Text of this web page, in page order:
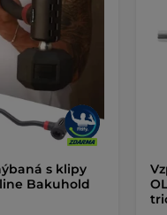
s klipy
Bakuhold